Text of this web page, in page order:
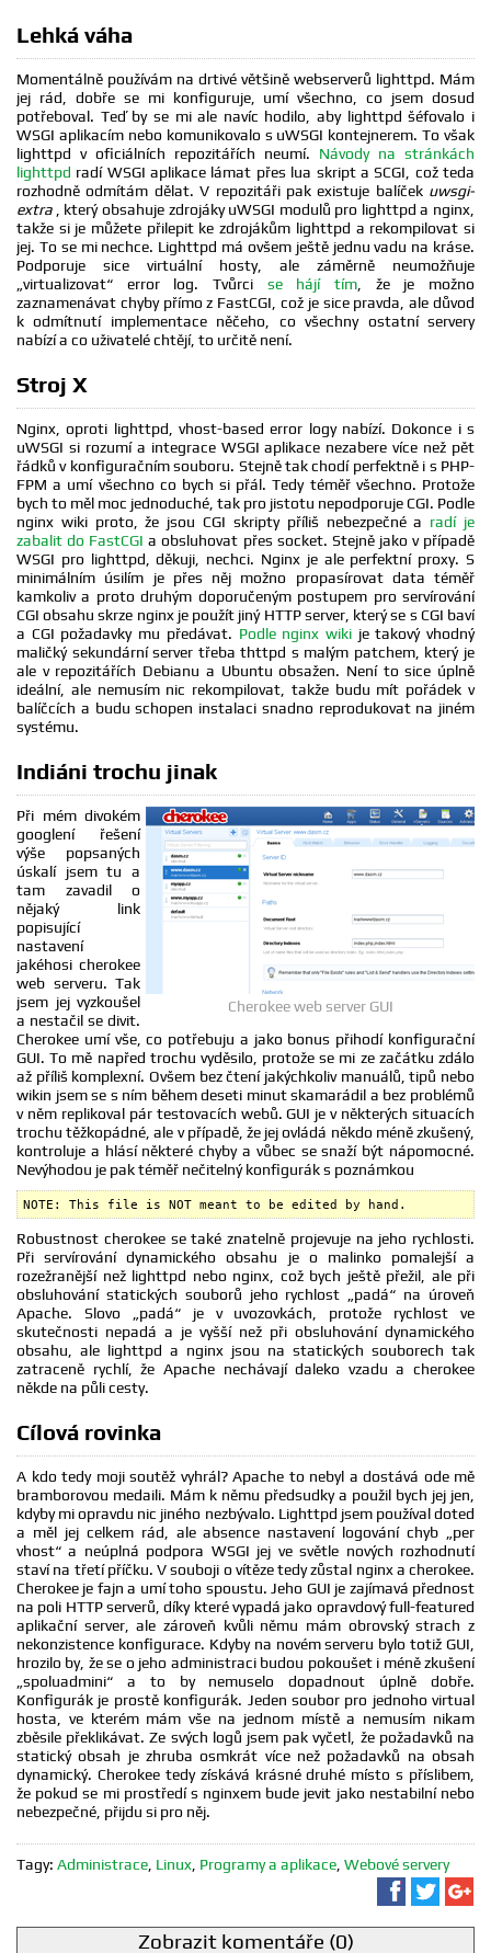
Lehká váha
Momentálně používám na drtivé většině webserverů lighttpd. Mám
jej rád, dobře se mi konfiguruje, umí všechno, co jsem dosud
potřeboval. Teď by se mi ale navíc hodilo, aby lighttpd šéfovalo i
WSGI aplikacím nebo komunikovalo s uWSGI kontejnerem. To však
lighttpd v oficiálních repozitářích neumí. Návody na stránkách
lighttpd radí WSGI aplikace lámat přes lua skript a SCGI, což teda
rozhodně odmítám dělat. V repozitáři pak existuje balíček uwsgi-
extra
, který obsahuje zdrojáky uWSGI modulů pro lighttpd a nginx,
takže si je můžete přilepit ke zdrojákům lighttpd a rekompilovat si
jej. To se mi nechce. Lighttpd má ovšem ještě jednu vadu na kráse.
Podporuje sice virtuální hosty, ale záměrně neumožňuje
„virtualizovat“ error log. Tvůrci se hájí tím , že je možno
zaznamenávat chyby přímo z FastCGI, což je sice pravda, ale důvod
k odmítnutí implementace něčeho, co všechny ostatní servery
nabízí a co uživatelé chtějí, to určitě není.
Stroj X
Nginx, oproti lighttpd, vhost-based error logy nabízí. Dokonce i s
uWSGI si rozumí a integrace WSGI aplikace nezabere více než pět
řádků v konfiguračním souboru. Stejně tak chodí perfektně i s PHP-
FPM a umí všechno co bych si přál. Tedy téměř všechno. Protože
bych to měl moc jednoduché, tak pro jistotu nepodporuje CGI. Podle
nginx wiki proto, že jsou CGI skripty příliš nebezpečné a radí je
zabalit do FastCGI a obsluhovat přes socket. Stejně jako v případě
WSGI pro lighttpd, děkuji, nechci. Nginx je ale perfektní proxy. S
minimálním úsilím je přes něj možno propasírovat data téměř
kamkoliv a proto druhým doporučeným postupem pro servírování
CGI obsahu skrze nginx je použít jiný HTTP server, který se s CGI baví
a CGI požadavky mu předávat. Podle nginx wikije takový vhodný
maličký sekundární server třeba thttpd s malým patchem, který je
ale v repozitářích Debianu a Ubuntu obsažen. Není to sice úplně
ideální, ale nemusím nic rekompilovat, takže budu mít pořádek v
balíčcích a budu schopen instalaci snadno reprodukovat na jiném
systému.
Indiáni trochu jinak
Cherokee web server GUI
Při mém divokém
googlení řešení
výše popsaných
úskalí jsem tu a
tam zavadil o
nějaký link
popisující
nastavení
jakéhosi cherokee
web serveru. Tak
jsem jej vyzkoušel
a nestačil se divit.
Cherokee umí vše, co potřebuju a jako bonus přihodí konfigurační
GUI. To mě napřed trochu vyděsilo, protože se mi ze začátku zdálo
až příliš komplexní. Ovšem bez čtení jakýchkoliv manuálů, tipů nebo
wikin jsem se s ním během deseti minut skamarádil a bez problémů
v něm replikoval pár testovacích webů. GUI je v některých situacích
trochu těžkopádné, ale v případě, že jej ovládá někdo méně zkušený,
kontroluje a hlásí některé chyby a vůbec se snaží být nápomocné.
Nevýhodou je pak téměř nečitelný konfigurák s poznámkou
NOTE: This file is NOT meant to be edited by hand.
Robustnost cherokee se také znatelně projevuje na jeho rychlosti.
Při servírování dynamického obsahu je o malinko pomalejší a
rozežranější než lighttpd nebo nginx, což bych ještě přežil, ale při
obsluhování statických souborů jeho rychlost „padá“ na úroveň
Apache. Slovo „padá“ je v uvozovkách, protože rychlost ve
skutečnosti nepadá a je vyšší než při obsluhování dynamického
obsahu, ale lighttpd a nginx jsou na statických souborech tak
zatraceně rychlí, že Apache nechávají daleko vzadu a cherokee
někde na půli cesty.
Cílová rovinka
A kdo tedy moji soutěž vyhrál? Apache to nebyl a dostává ode mě
bramborovou medaili. Mám k němu předsudky a použil bych jej jen,
kdyby mi opravdu nic jiného nezbývalo. Lighttpd jsem používal doteď
a měl jej celkem rád, ale absence nastavení logování chyb „per
vhost“ a neúplná podpora WSGI jej ve světle nových rozhodnutí
staví na třetí příčku. V souboji o vítěze tedy zůstal nginx a cherokee.
Cherokee je fajn a umí toho spoustu. Jeho GUI je zajímavá přednost
na poli HTTP serverů, díky které vypadá jako opravdový full-featured
aplikační server, ale zároveň kvůli němu mám obrovský strach z
nekonzistence konfigurace. Kdyby na novém serveru bylo totiž GUI,
hrozilo by, že se o jeho administraci budou pokoušet i méně zkušení
„spoluadmini“ a to by nemuselo dopadnout úplně dobře.
Konfigurák je prostě konfigurák. Jeden soubor pro jednoho virtual
hosta, ve kterém mám vše na jednom místě a nemusím nikam
zběsile překlikávat. Ze svých logů jsem pak vyčetl, že požadavků na
statický obsah je zhruba osmkrát více než požadavků na obsah
dynamický. Cherokee tedy získává krásné druhé místo s příslibem,
že pokud se mi prostředí s nginxem bude jevit jako nestabilní nebo
nebezpečné, přijdu si pro něj.
Tagy: Administrace Linux Programy a aplikace Webové servery
Sdílet na
Sdílet
Zobrazit komentáře (0)